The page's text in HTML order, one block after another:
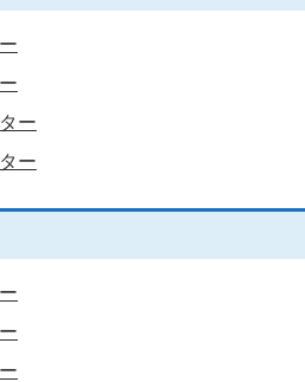
ー
ー